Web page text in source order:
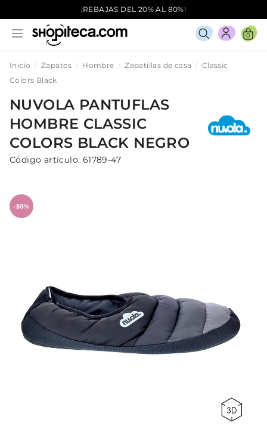
¡REBAJAS DEL 20% AL 80%!
0
Inicio Zapatos Hombre Zapatillas de casa
Classic
Colors Black
NUVOLA PANTUFLAS
HOMBRE CLASSIC
COLORS BLACK NEGRO
Código artículo: 61789-47
-50%